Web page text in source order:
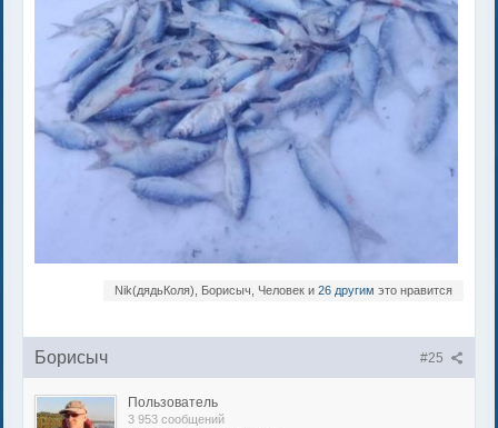
Nik(дядьКоля), Борисыч, Человек и 26 другим это нравится
#25
Борисыч
Пользователь
3 953 сообщений